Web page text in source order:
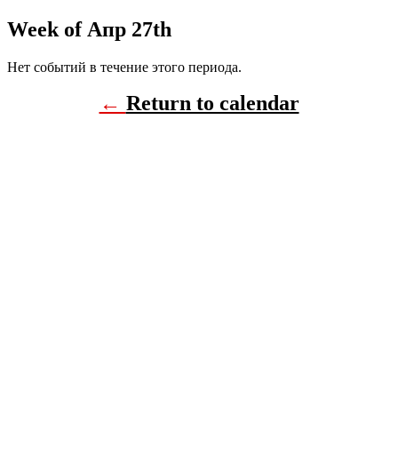
Week of Апр 27th
Нет событий в течение этого периода.
← Return to calendar